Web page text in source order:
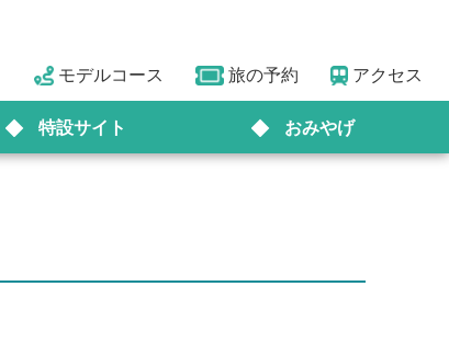
モデルコース 旅の予約 アクセス
特設サイト おみやげ